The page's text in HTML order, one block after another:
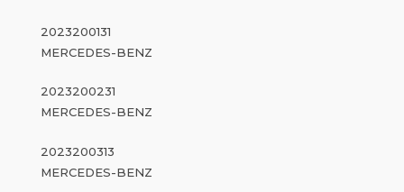
2023200131
MERCEDES-BENZ
2023200231
MERCEDES-BENZ
2023200313
MERCEDES-BENZ